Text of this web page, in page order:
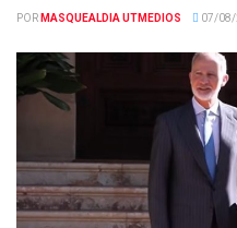
POR MASQUEALDIA UTMEDIOS 07/